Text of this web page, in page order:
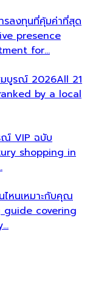
รลงทุนที่คุ้มค่าที่สุด
presence
for…
มบูรณ์ 2026All 21
by a local
ณ์ VIP ฉบับ
shopping in
หนเหมาะกับคุณ
guide covering